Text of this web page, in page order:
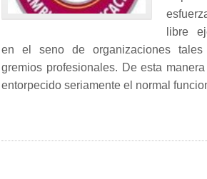
libre
en el seno de organizaciones
gremios profesionales. De esta
entorpecido seriamente el normal